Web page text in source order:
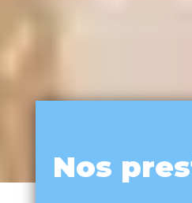
Nos